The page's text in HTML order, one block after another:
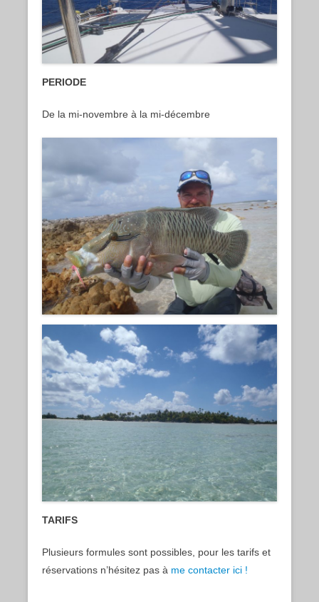
PERIODE
De la mi-novembre à la mi-décembre
TARIFS
Plusieurs formules sont possibles, pour les tarifs et
réservations n’hésitez pas à me contacter ici !